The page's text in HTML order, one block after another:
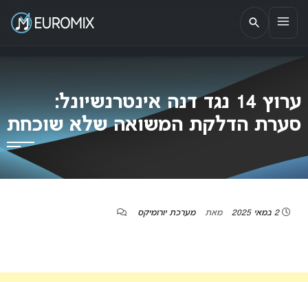
EUROMIX
אתר הבית של האירוויזיון בישראל
ערוץ 14 נגד דנה אינטרנשיונל:
סערת הדלקת המשואה שלא שוכחת
2 במאי 2025 מאת מערכת יורומיקס